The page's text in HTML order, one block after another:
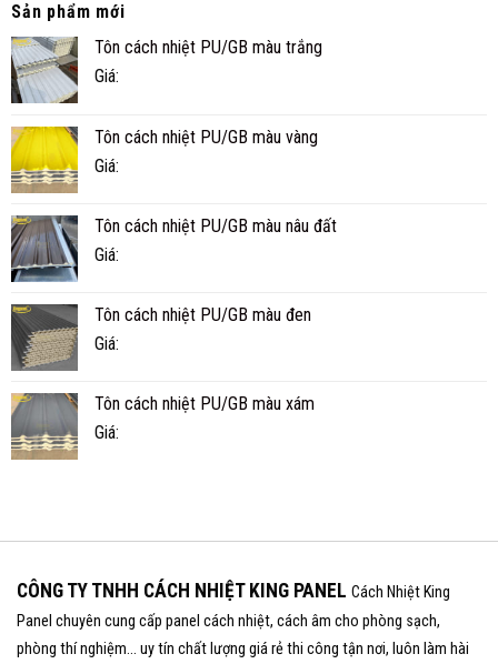
CÀ
KHÔNG?
BAO
Sản phẩm mới
Tôn cách nhiệt PU/GB màu trắng
Giá:
Tôn cách nhiệt PU/GB màu vàng
Giá:
Tôn cách nhiệt PU/GB màu nâu đất
Giá:
Tôn cách nhiệt PU/GB màu đen
Giá:
Tôn cách nhiệt PU/GB màu xám
Giá:
CÔNG TY TNHH CÁCH NHIỆT KING PANEL Cách Nhiệt King
Panel chuyên cung cấp panel cách nhiệt, cách âm cho phòng sạch,
phòng thí nghiệm... uy tín chất lượng giá rẻ thi công tận nơi, luôn làm hài